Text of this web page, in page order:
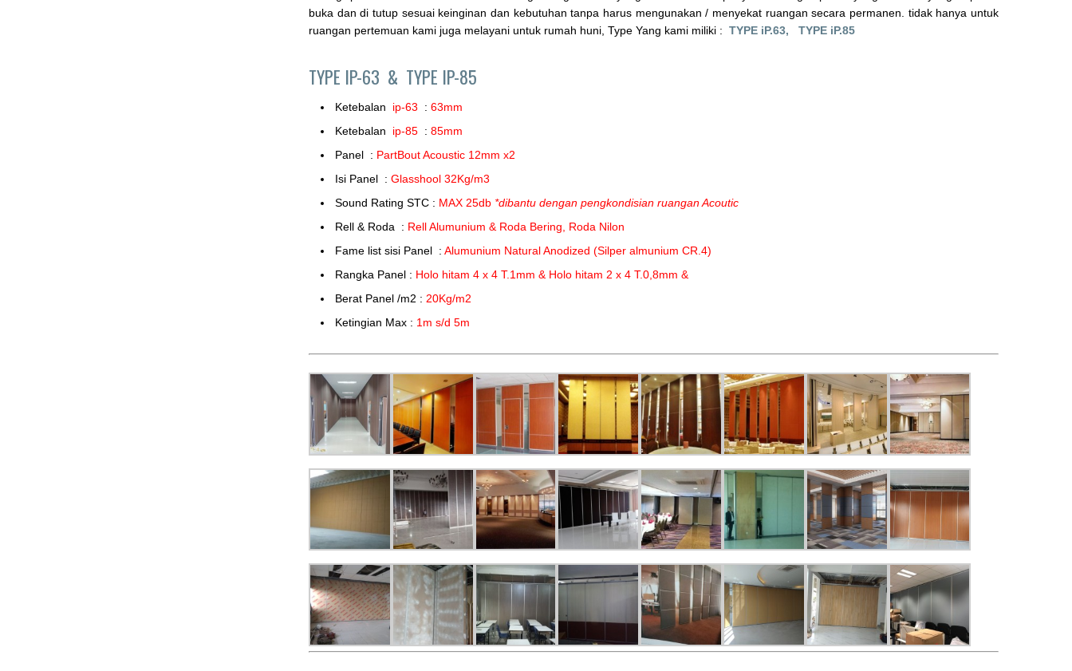
buka dan di tutup sesuai keinginan dan kebutuhan tanpa harus mengunakan / menyekat ruangan secara permanen. tidak hanya untuk
ruangan pertemuan kami juga melayani untuk rumah huni, Type Yang kami miliki : TYPE iP.63, TYPE iP.85
TYPE IP-63 & TYPE IP-85
Ketebalan ip-63 : 63mm
Ketebalan ip-85 : 85mm
Panel : PartBout Acoustic 12mm x2
Isi Panel : Glasshool 32Kg/m3
Sound Rating STC : MAX 25db *dibantu dengan pengkondisian ruangan Acoutic
Rell & Roda : Rell Alumunium & Roda Bering, Roda Nilon
Fame list sisi Panel : Alumunium Natural Anodized (Silper almunium CR.4)
Rangka Panel : Holo hitam 4 x 4 T.1mm & Holo hitam 2 x 4 T.0,8mm &
Berat Panel /m2 : 20Kg/m2
Ketingian Max : 1m s/d 5m